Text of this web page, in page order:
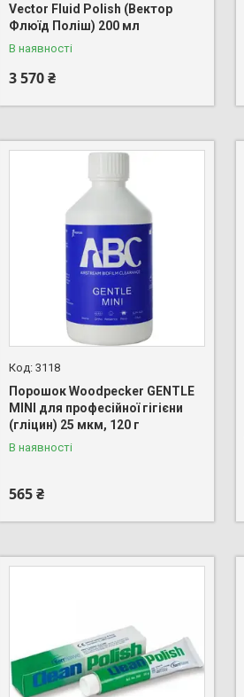
Vector Fluid Polish (Вектор
Флюїд Поліш) 200 мл
В наявності
3 570 ₴
3118
Порошок Woodpecker GENTLE
MINI для професійної гігієни
(гліцин) 25 мкм, 120 г
В наявності
565 ₴